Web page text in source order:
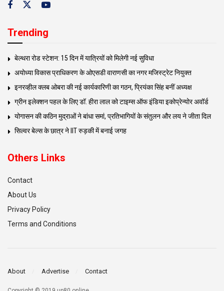
Trending
बेल्थरा रोड स्टेशन: 15 दिन में यात्रियों को मिलेगी नई सुविधा
अयोध्या विकास प्राधिकरण के ओएसडी वाराणसी का नगर मजिस्ट्रेट नियुक्त
इनरव्हील क्लब ओबरा की नई कार्यकारिणी का गठन, प्रियंका सिंह बनीं अध्यक्ष
ग्रीन इलेक्शन पहल के लिए डॉ. हीरा लाल को टाइम्स ऑफ इंडिया इकोप्रेन्योर अवॉर्ड
योगासन की कठिन मुद्राओं ने बांधा समां, प्रतिभागियों के संतुलन और लय ने जीता दिल
सिल्वर बेल्स के छात्र ने IIT रुड़की में बनाई जगह
Others Links
Contact
About Us
Privacy Policy
Terms and Conditions
About Advertise Contact